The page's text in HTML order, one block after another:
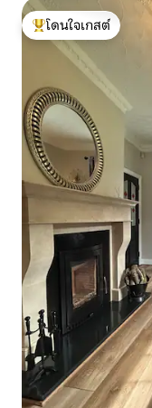
โดนใจเกสต์ที่สุด
โดนใจเกสต์